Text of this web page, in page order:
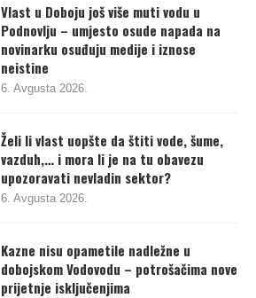
Vlast u Doboju još više muti vodu u
Podnovlju – umjesto osude napada na
novinarku osuđuju medije i iznose
neistine
6. Avgusta 2026.
Želi li vlast uopšte da štiti vode, šume,
vazduh,… i mora li je na tu obavezu
upozoravati nevladin sektor?
6. Avgusta 2026.
Kazne nisu opametile nadležne u
dobojskom Vodovodu – potrošačima nove
prijetnje isključenjima